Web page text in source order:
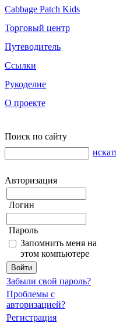
Cabbage Patch Kids
Торговый центр
Путеводитель
Ссылки
Рукоделие
О проекте
Поиск по сайту
Авторизация
Логин
Пароль
Запомнить меня на
этом компьютере
Забыли свой пароль?
Проблемы с
авторизацией?
Регистрация